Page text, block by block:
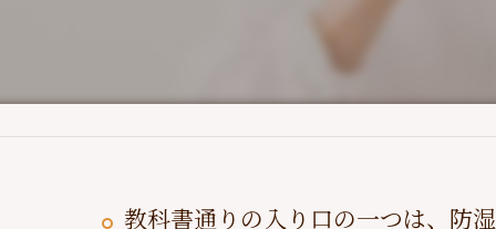
教科書通りの入り口の一つは、防